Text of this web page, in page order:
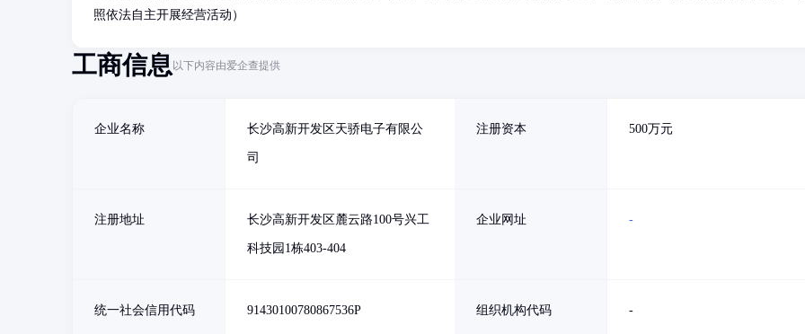
照依法自主开展经营活动）
工商信息以下内容由爱企查提供
企业名称 长沙高新开发区天骄电子有限公
司
注册资本 500万元
注册地址 长沙高新开发区麓云路100号兴工
科技园1栋403-404
企业网址 -
统一社会信用代码 91430100780867536P 组织机构代码 -